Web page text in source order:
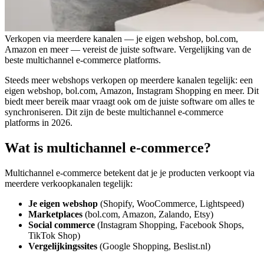
Verkopen via meerdere kanalen — je eigen webshop, bol.com,
Amazon en meer — vereist de juiste software. Vergelijking van de
beste multichannel e-commerce platforms.
Steeds meer webshops verkopen op meerdere kanalen tegelijk: een
eigen webshop, bol.com, Amazon, Instagram Shopping en meer. Dit
biedt meer bereik maar vraagt ook om de juiste software om alles te
synchroniseren. Dit zijn de beste multichannel e-commerce
platforms in 2026.
Wat is multichannel e-commerce?
Multichannel e-commerce betekent dat je je producten verkoopt via
meerdere verkoopkanalen tegelijk:
Je eigen webshop (Shopify, WooCommerce, Lightspeed)
Marketplaces (bol.com, Amazon, Zalando, Etsy)
Social commerce (Instagram Shopping, Facebook Shops,
TikTok Shop)
Vergelijkingssites (Google Shopping, Beslist.nl)